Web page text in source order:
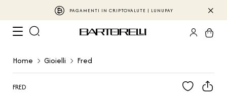
PAGAMENTI IN CRIPTOVALUTE | LUNUPAY
Home Gioielli Fred
FRED